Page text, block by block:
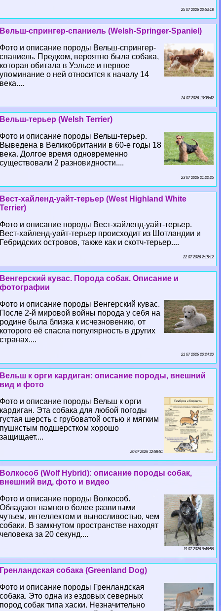
25 07 2026 20:53:18
Вельш-спрингер-спаниель (Welsh-Springer-Spaniel)
Фото и описание породы Вельш-спрингер-
спаниель. Предком, вероятно была собака,
которая обитала в Уэльсе и первое
упоминание о ней относится к началу 14
века....
24 07 2026 10:38:42
Вельш-терьер (Welsh Terrier)
Фото и описание породы Вельш-терьер.
Выведена в Великобритании в 60-е годы 18
века. Долгое время одновременно
существовали 2 разновидности....
23 07 2026 21:22:25
Вест-хайленд-уайт-терьер (West Highland White
Terrier)
Фото и описание породы Вест-хайленд-уайт-терьер.
Вест-хайленд-уайт-терьер происходит из Шотландии и
Гебридских островов, также как и скотч-терьер....
22 07 2026 2:15:12
Венгерский кувас. Порода собак. Описание и
фотографии
Фото и описание породы Венгерский кувас.
После 2-й мировой войны порода у себя на
родине была близка к исчезновению, от
которого её спасла популярность в других
странах....
21 07 2026 20:24:20
Вельш к opги кардиган: описание породы, внешний
вид и фото
Фото и описание породы Вельш к opги
кардиган. Эта собака для любой погоды
густая шерсть с грубоватой остью и мягким
пушистым подшерстком хорошо
защищает....
20 07 2026 12:58:51
Волкособ (Wolf Hybrid): описание породы собак,
внешний вид, фото и видео
Фото и описание породы Волкособ.
Обладают намного более развитыми
чутьем, интеллектом и выносливостью, чем
собаки. В замкнутом прострaнcтве находят
человека за 20 секунд....
19 07 2026 9:46:56
Гренландская собака (Greenland Dog)
Фото и описание породы Гренландская
собака. Это одна из ездовых северных
пород собак типа хаски. Незначительно